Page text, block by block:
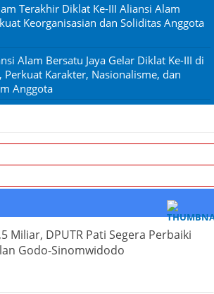
Terakhir Diklat Ke-III Aliansi Alam
Keorganisasian dan Soliditas Anggota
Alam Bersatu Jaya Gelar Diklat Ke-III di
Perkuat Karakter, Nasionalisme, dan
Anggota
Miliar, DPUTR Pati Segera Perbaiki
Godo-Sinomwidodo